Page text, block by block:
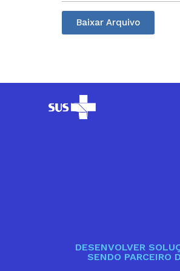
Baixar Arquivo
DESENVOLVER
SENDO PARCEIRO